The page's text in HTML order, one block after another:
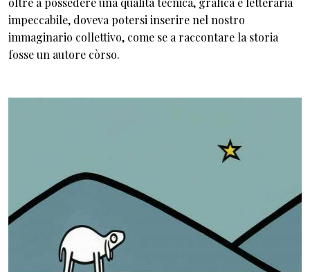
impeccabile, doveva potersi inserire nel nostro
immaginario collettivo, come se a raccontare la storia
fosse un autore còrso.